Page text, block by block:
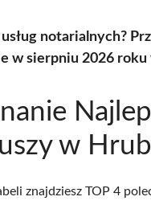
usług notarialnych?
w sierpniu 2026
w
znajdziesz TOP 4